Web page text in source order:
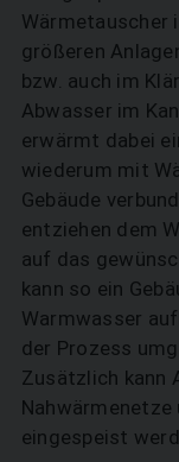
Wärmetauscher
größeren
bzw. auch im
Abwasser im
erwärmt dabei
wiederum mit
Gebäude
entziehen dem
auf das
kann so ein
Warmwasser
der Prozess
Zusätzlich kann
Nahwärmenetze
eingespeist